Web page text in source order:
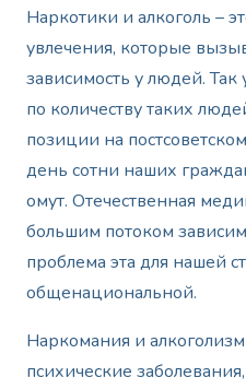
Наркотики и алкоголь –
увлечения, которые
зависимость у людей.
по количеству таких
позиции на
день сотни наших
омут. Отечественная
большим потоком
проблема эта для нашей
общенациональной.
Наркомания и алкоголизм
психические